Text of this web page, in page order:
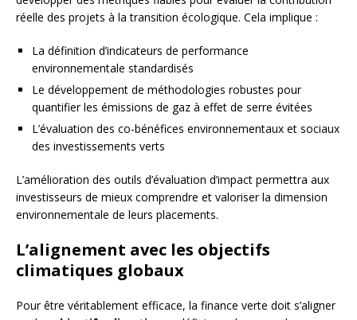
réelle des projets à la transition écologique. Cela implique :
La définition d’indicateurs de performance
environnementale standardisés
Le développement de méthodologies robustes pour
quantifier les émissions de gaz à effet de serre évitées
L’évaluation des co-bénéfices environnementaux et sociaux
des investissements verts
L’amélioration des outils d’évaluation d’impact permettra aux
investisseurs de mieux comprendre et valoriser la dimension
environnementale de leurs placements.
L’alignement avec les objectifs
climatiques globaux
Pour être véritablement efficace, la finance verte doit s’aligner